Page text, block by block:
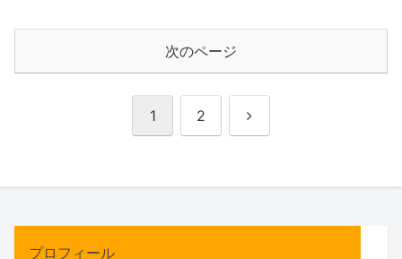
次のページ
1 2 次
プロフィール